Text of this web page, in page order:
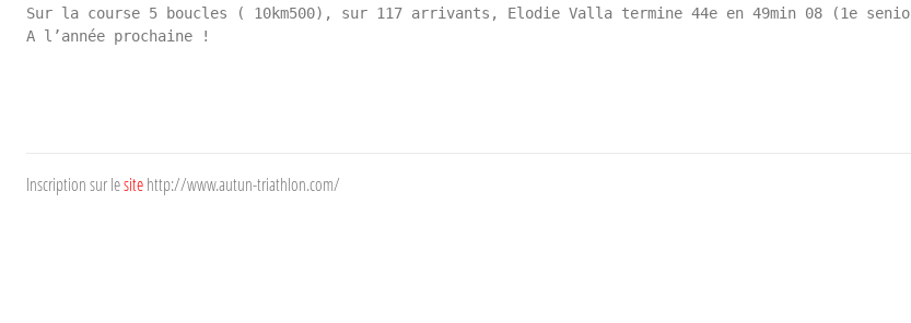
Sur la course 5 boucles ( 10km500), sur 117 arrivants, Elodie Valla termine 44e en 49min 08 (1e
A l’année prochaine !
Inscription sur lesitehttp://www.autun-triathlon.com/